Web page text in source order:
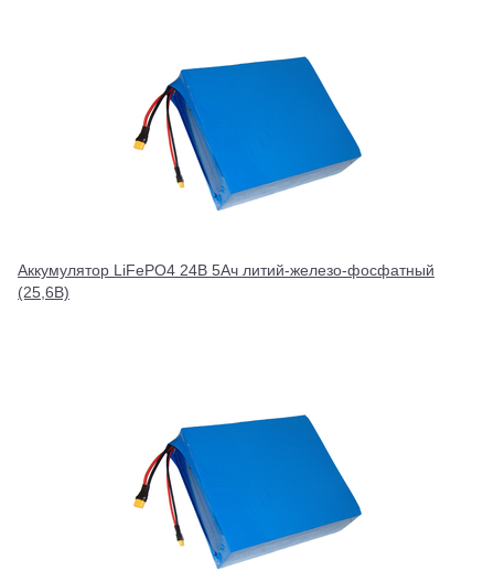
Аккумулятор LiFePO4 24В 5Ач литий-железо-фосфатный
(25,6В)